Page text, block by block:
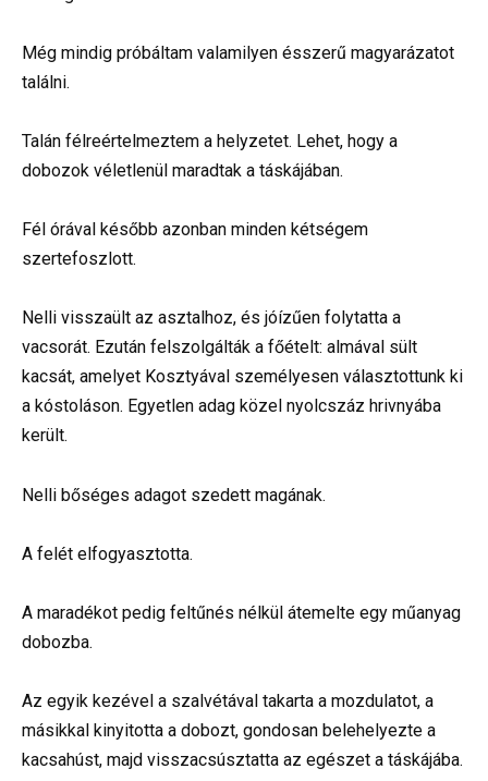
Még mindig próbáltam valamilyen ésszerű magyarázatot
találni.
Talán félreértelmeztem a helyzetet. Lehet, hogy a
dobozok véletlenül maradtak a táskájában.
Fél órával később azonban minden kétségem
szertefoszlott.
Nelli visszaült az asztalhoz, és jóízűen folytatta a
vacsorát. Ezután felszolgálták a főételt: almával sült
kacsát, amelyet Kosztyával személyesen választottunk ki
a kóstoláson. Egyetlen adag közel nyolcszáz hrivnyába
került.
Nelli bőséges adagot szedett magának.
A felét elfogyasztotta.
A maradékot pedig feltűnés nélkül átemelte egy műanyag
dobozba.
Az egyik kezével a szalvétával takarta a mozdulatot, a
másikkal kinyitotta a dobozt, gondosan belehelyezte a
kacsahúst, majd visszacsúsztatta az egészet a táskájába.